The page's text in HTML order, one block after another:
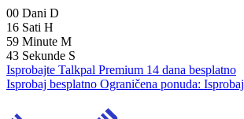
00 Dani D
16 Sati H
59 Minute M
42 Sekunde S
Isprobajte Talkpal Premium 14 dana besplatno
Isprobaj besplatno Ograničena ponuda: